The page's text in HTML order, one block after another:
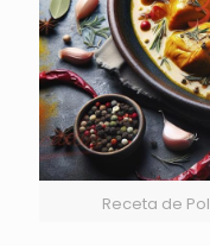
Receta de